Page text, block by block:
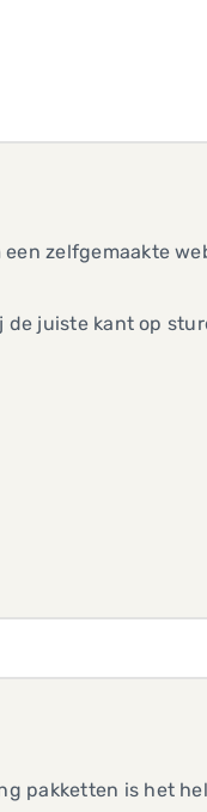
een zelfgemaakte
de juiste kant op
pakketten is het